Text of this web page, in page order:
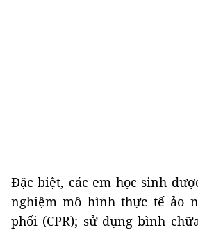
Đặc biệt, các em học sinh
nghiệm mô hình thực tế ảo
phổi (CPR); sử dụng bình